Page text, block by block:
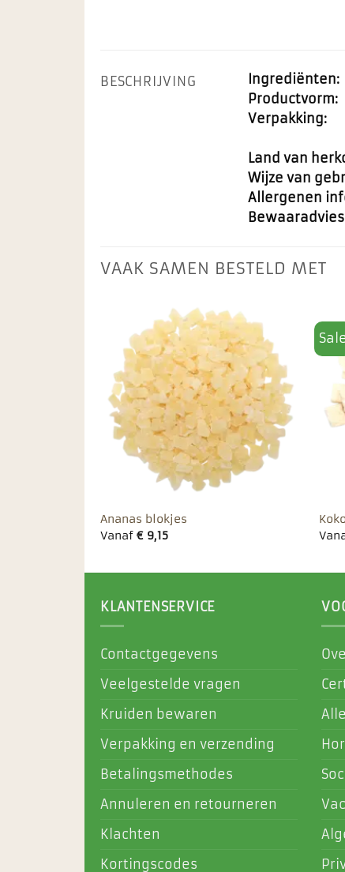
BESCHRIJVING Ingrediënten:
Productvorm:
Verpakking:
Land van
Wijze van
Allergenen
VAAK SAMEN BESTELD MET
Toevoegen
aan
favorieten
Ananas blokjes
Vanaf €9,15
Sale
KLANTENSERVICE
Contactgegevens
Veelgestelde vragen
Kruiden bewaren
Verpakking en verzending
Betalingsmethodes
Annuleren en retourneren
Klachten
Kortingscodes